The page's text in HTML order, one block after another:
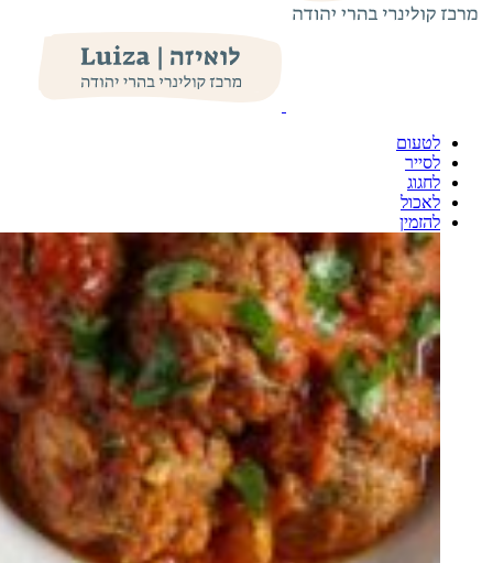
לטעום
לסייר
לחגוג
לאכול
להזמין